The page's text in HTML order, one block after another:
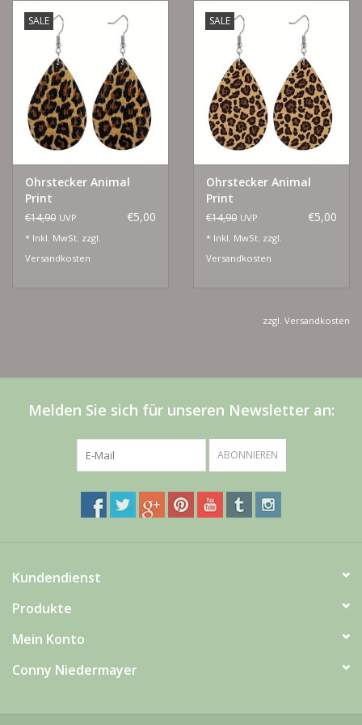
SALE
Ohrstecker Animal
Print
€14,90 UVP €5,00
* Inkl. MwSt. zzgl.
Versandkosten
SALE
Ohrstecker Animal
Print
€14,90 UVP €5,00
* Inkl. MwSt. zzgl.
Versandkosten
zzgl. Versandkosten
Melden Sie sich für unseren Newsletter an:
ABONNIEREN
Kundendienst
Produkte
Mein Konto
Conny Niedermayer